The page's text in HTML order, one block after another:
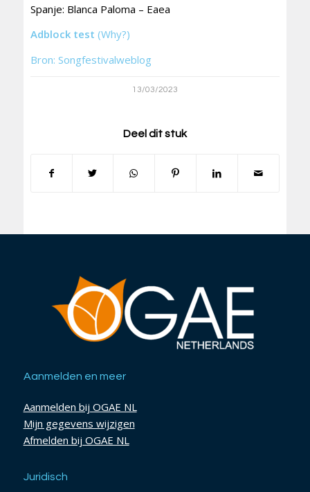
Spanje: Blanca Paloma – Eaea
Adblock test (Why?)
Bron: Songfestivalweblog
13/03/2023
Deel dit stuk
Aanmelden en meer
Aanmelden bij OGAE NL
Mijn gegevens wijzigen
Afmelden bij OGAE NL
Juridisch